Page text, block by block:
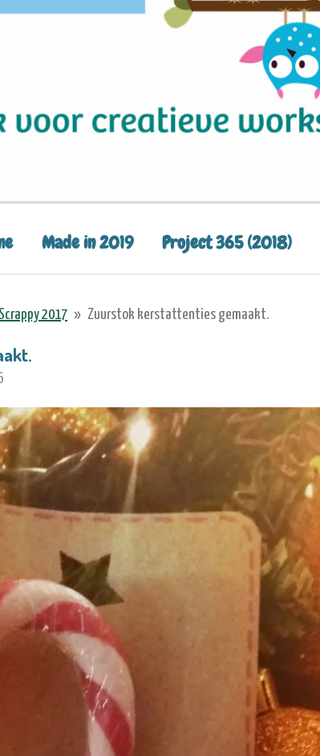
Made in 2019 Project 365 (2018)
2017 » Zuurstok kerstattenties gemaakt.